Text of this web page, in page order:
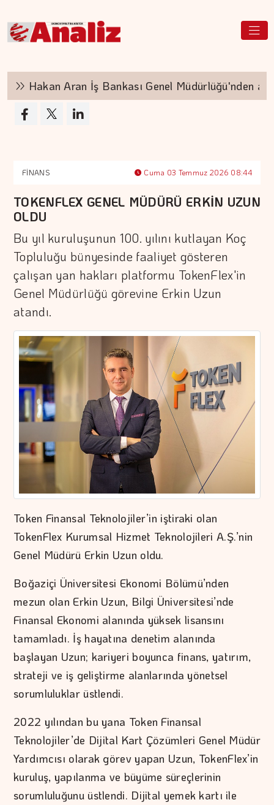
Hakan Aran İş Bankası Genel Müdürlüğü'nden
FİNANS Cuma 03 Temmuz 2026 08:44
TOKENFLEX GENEL MÜDÜRÜ ERKİN UZUN
OLDU
Bu yıl kuruluşunun 100. yılını kutlayan Koç
Topluluğu bünyesinde faaliyet gösteren
çalışan yan hakları platformu TokenFlex'in
Genel Müdürlüğü görevine Erkin Uzun
atandı.
Token Finansal Teknolojiler’in iştiraki olan
TokenFlex Kurumsal Hizmet Teknolojileri A.Ş.’nin
Genel Müdürü Erkin Uzun oldu.
Boğaziçi Üniversitesi Ekonomi Bölümü’nden
mezun olan Erkin Uzun, Bilgi Üniversitesi’nde
Finansal Ekonomi alanında yüksek lisansını
tamamladı. İş hayatına denetim alanında
başlayan Uzun; kariyeri boyunca finans, yatırım,
strateji ve iş geliştirme alanlarında yönetsel
sorumluluklar üstlendi.
2022 yılından bu yana Token Finansal
Teknolojiler’de Dijital Kart Çözümleri Genel Müdür
Yardımcısı olarak görev yapan Uzun, TokenFlex’in
kuruluş, yapılanma ve büyüme süreçlerinin
sorumluluğunu üstlendi. Dijital yemek kartı ile